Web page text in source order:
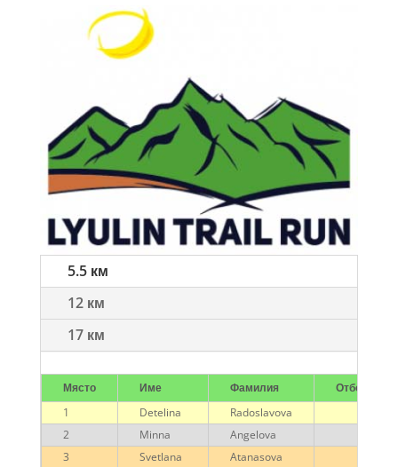
5.5 км
12 км
17 км
Място Име Фамилия
Отбор
1
Detelina
Radoslavova
2
Minna
Angelova
3
Svetlana
Atanasova